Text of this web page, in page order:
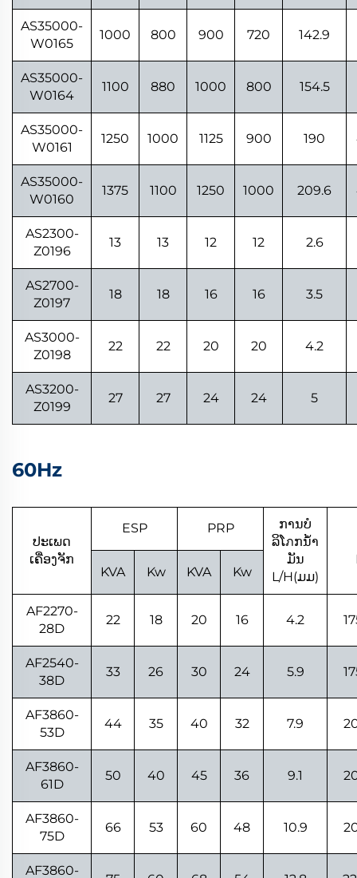
AS35000-
W0165
1000 800 900 720 142.9
AS35000-
W0164
1100 880 1000 800 154.5
AS35000-
W0161
1250 1000 1125 900 190
AS35000-
W0160
1375 1100 1250 1000 209.6
AS2300-
Z0196
13 13 12 12 2.6
AS2700-
Z0197
18 18 16 16 3.5
AS3000-
Z0198
22 22 20 20 4.2
AS3200-
Z0199
27 27 24 24 5
60Hz
ປະເພດ
ເຄື່ອງຈັກ
ESP PRP
ການບໍ
ລິໂภກນ້ຳ
ມັນ
L/H(ມມ)
KVA
Kw KVA Kw
AF2270-
28D
22 18 20 16 4.2
AF2540-
38D
33 26 30 24 5.9
AF3860-
53D
44 35 40 32 7.9
AF3860-
61D
50 40 45 36 9.1
AF3860-
75D
66 53 60 48 10.9
AF3860-